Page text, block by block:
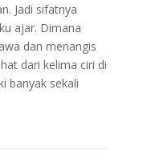
Jadi sifatnya
ajar. Dimana
dan menangis
dari kelima ciri di
banyak sekali